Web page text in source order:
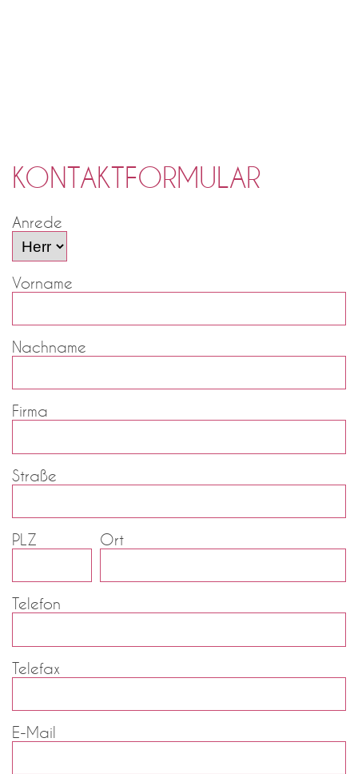
KONTAKTFORMULAR
Anrede
Vorname
Nachname
Firma
Straße
PLZ Ort
Telefon
Telefax
E-Mail